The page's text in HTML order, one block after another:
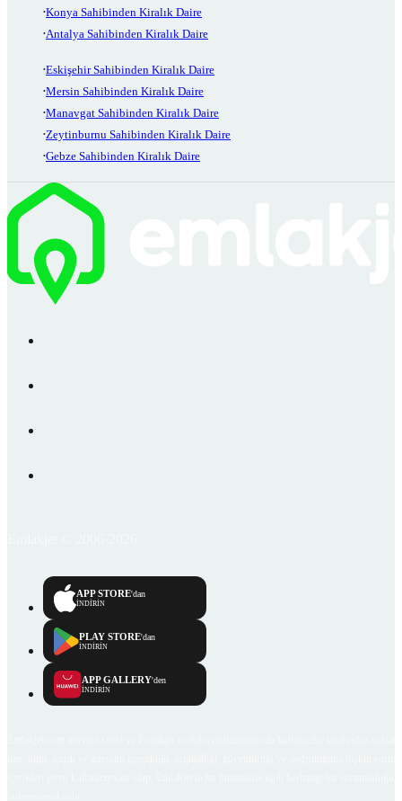
Konya Sahibinden Kiralık Daire
Antalya Sahibinden Kiralık Daire
Eskişehir Sahibinden Kiralık Daire
Mersin Sahibinden Kiralık Daire
Manavgat Sahibinden Kiralık Daire
Zeytinburnu Sahibinden Kiralık Daire
Gebze Sahibinden Kiralık Daire
APP STORE'dan
İNDİRİN
PLAY STORE'dan
İNDİRİN
APP GALLERY'den
İNDİRİN